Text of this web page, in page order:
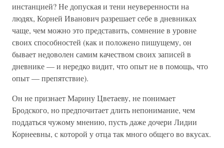
инстанцией? Не допуская и тени неуверенности на
людях, Корней Иванович разрешает себе в дневниках
чаще, чем можно это представить, сомнение в уровне
своих способностей (как и положено пишущему, он
бывает недоволен самим качеством своих записей в
дневнике — и нередко видит, что опыт не в помощь, что
опыт — препятствие).
Он не признает Марину Цветаеву, не понимает
Бродского, но предпочитает длить непонимание, чем
поддаться чужому мнению, пусть даже дочери Лидии
Корнеевны, с которой у отца так много общего во вкусах.